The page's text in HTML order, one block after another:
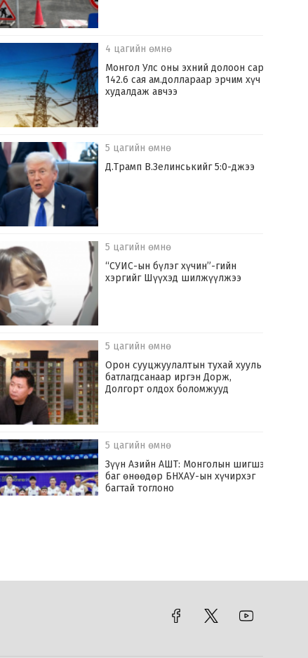
4 цагийн өмнө
Монгол Улс оны эхний долоон сард
142.6 сая ам.доллараар эрчим хүч
худалдаж авчээ
5 цагийн өмнө
Д.Трамп В.Зелинськийг 5:0-джээ
5 цагийн өмнө
“СУИС-ын бүлэг хүчин”-гийн
хэргийг Шүүхэд шилжүүлжээ
5 цагийн өмнө
Орон сууцжуулалтын тухай хууль
батлагдсанаар иргэн Дорж,
Долгорт олдох боломжууд
5 цагийн өмнө
Зүүн Азийн АШТ: Монголын шигшээ
баг өнөөдөр БНХАУ-ын хүчирхэг
багтай тоглоно